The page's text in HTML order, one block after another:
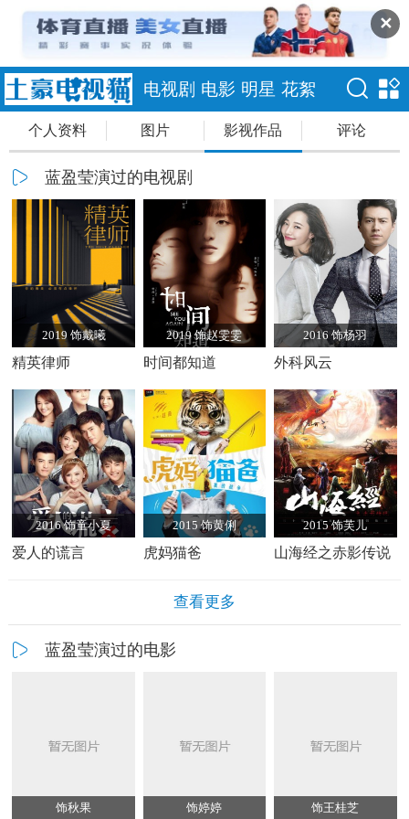
✕
电视剧 电影 明星 花絮
个人资料 图片 影视作品 评论
蓝盈莹演过的电视剧
2019 饰戴曦
精英律师
2019 饰赵雯雯
时间都知道
2016 饰杨羽
外科风云
2016 饰童小夏
爱人的谎言
2015 饰黄俐
虎妈猫爸
2015 饰芙儿
山海经之赤影传说
查看更多
蓝盈莹演过的电影
饰秋果 饰婷婷 饰王桂芝